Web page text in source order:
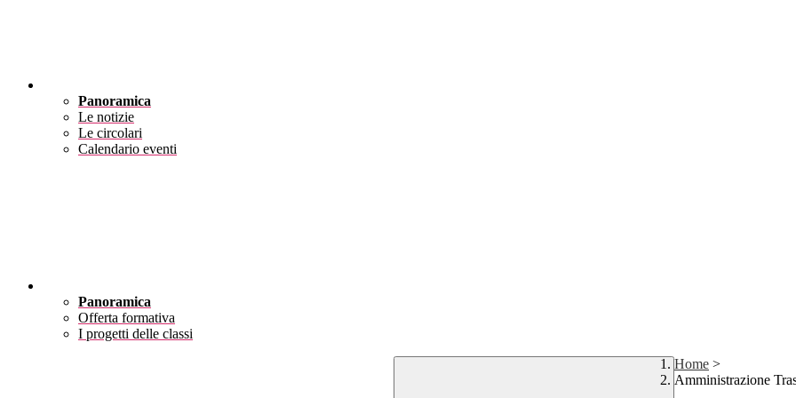
Panoramica
Le notizie
Le circolari
Calendario eventi
Panoramica
Offerta formativa
I progetti delle classi
Home >
Amministrazione